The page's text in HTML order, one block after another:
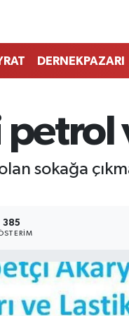
DERNEKPAZARI
sokağa
385